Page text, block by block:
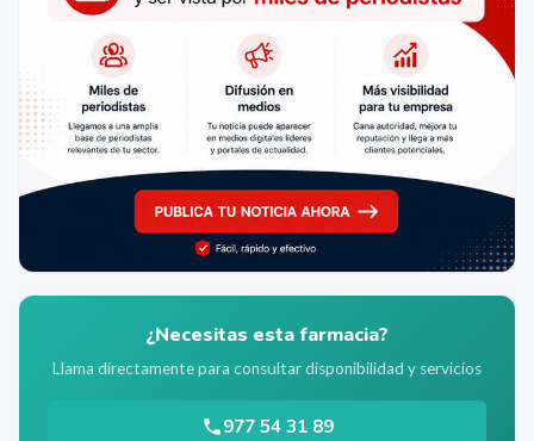
¿Necesitas esta farmacia?
Llama directamente para consultar disponibilidad y servicios
977 54 31 89